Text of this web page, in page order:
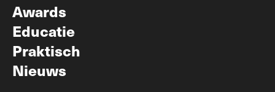
Awards
Educatie
Praktisch
Nieuws